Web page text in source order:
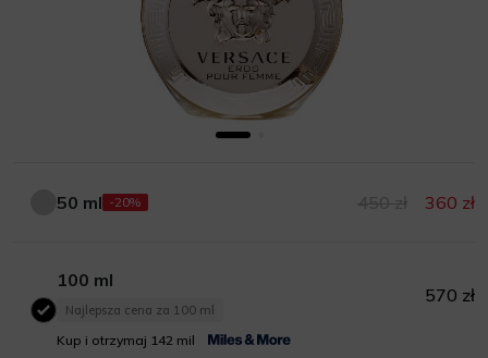
50 ml
50 ml -20% 360 zł
100 ml
100 ml
Najlepsza cena za 100 ml
Kup i otrzymaj 142 mil
570 zł